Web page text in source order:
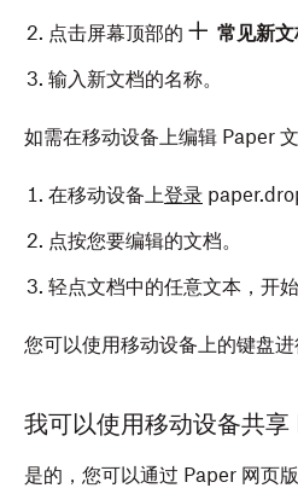
点击屏幕顶部的
常见新
输入新文档的名称。
如需在移动设备上编辑 Paper 文
在移动设备上登录
点按您要编辑的文档。
轻点文档中的任意文本，开始
您可以使用移动设备上的键盘进
我可以使用移动设备共
是的，您可以通过 Paper 网页